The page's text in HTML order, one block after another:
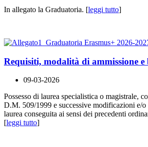
In allegato la Graduatoria. [leggi tutto]
Requisiti, modalità di ammissione e
09-03-2026
Possesso di laurea specialistica o magistrale,
D.M. 509/1999 e successive modificazioni e/
laurea conseguita ai sensi dei precedenti
[leggi tutto]